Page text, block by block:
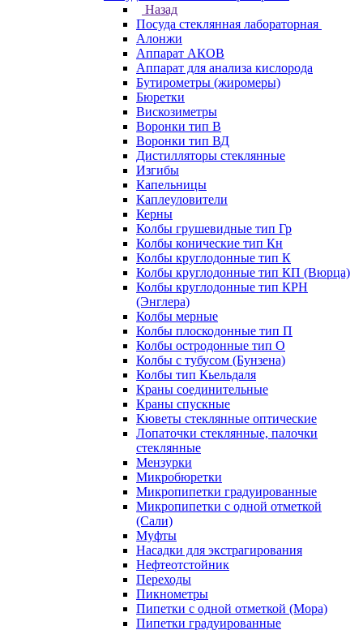
Назад
Посуда стеклянная лабораторная
Алонжи
Аппарат АКОВ
Аппарат для анализа кислорода
Бутирометры (жиромеры)
Бюретки
Вискозиметры
Воронки тип В
Воронки тип ВД
Дистилляторы стеклянные
Изгибы
Капельницы
Каплеуловители
Керны
Колбы грушевидные тип Гр
Колбы конические тип Кн
Колбы круглодонные тип К
Колбы круглодонные тип КП (Вюрца)
Колбы круглодонные тип КРН
(Энглера)
Колбы мерные
Колбы плоскодонные тип П
Колбы остродонные тип О
Колбы с тубусом (Бунзена)
Колбы тип Кьельдаля
Краны соединительные
Краны спускные
Кюветы стеклянные оптические
Лопаточки стеклянные, палочки
стеклянные
Мензурки
Микробюретки
Микропипетки градуированные
Микропипетки с одной отметкой
(Сали)
Муфты
Насадки для экстрагирования
Нефтеотстойник
Переходы
Пикнометры
Пипетки с одной отметкой (Мора)
Пипетки градуированные